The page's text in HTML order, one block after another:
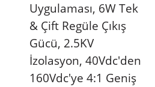
Uygulaması, 6W Tek
& Çift Regüle Çıkış
Gücü, 2.5KV
İzolasyon, 40Vdc'den
160Vdc'ye 4:1 Geniş